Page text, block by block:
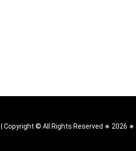
|Copyright © All Rights Reserved ∗ 2026 ∗